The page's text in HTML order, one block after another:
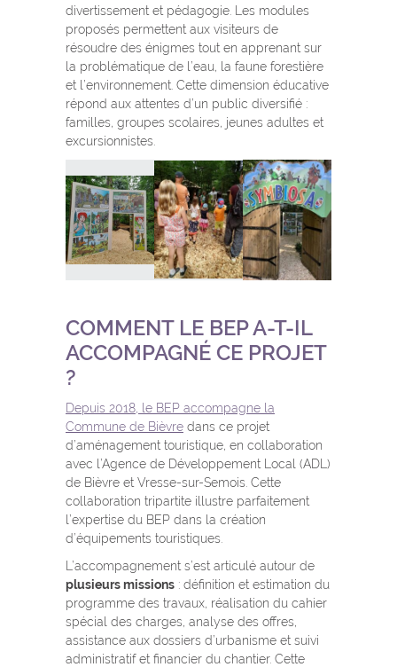
divertissement et pédagogie. Les modules
proposés permettent aux visiteurs de
résoudre des énigmes tout en apprenant sur
la problématique de l’eau, la faune forestière
et l’environnement. Cette dimension éducative
répond aux attentes d’un public diversifié :
familles, groupes scolaires, jeunes adultes et
excursionnistes.
COMMENT LE BEP A-T-IL
ACCOMPAGNÉ CE PROJET
?
Depuis 2018, le BEP accompagne la
Commune de Bièvre dans ce projet
d’aménagement touristique, en collaboration
avec l’Agence de Développement Local (ADL)
de Bièvre et Vresse-sur-Semois. Cette
collaboration tripartite illustre parfaitement
l’expertise du BEP dans la création
d’équipements touristiques.
L’accompagnement s’est articulé autour de
plusieurs missions : définition et estimation du
programme des travaux, réalisation du cahier
spécial des charges, analyse des offres,
assistance aux dossiers d’urbanisme et suivi
administratif et financier du chantier. Cette